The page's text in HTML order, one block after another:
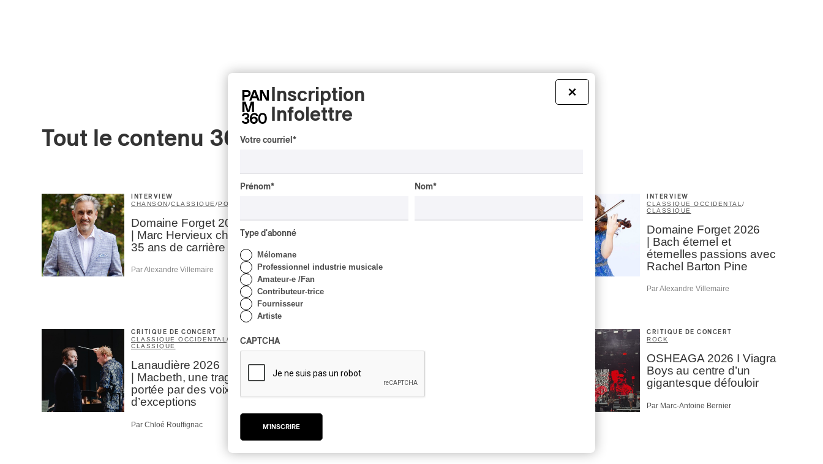
Tout le contenu 360
INTERVIEW
CHANSON/CLASSIQUE /POP
Domaine Forget 2026
| Marc Hervieux chante
35 ans de carrière
Par Alexandre Villemaire
INTERVIEW
CLASSIQUE OCCIDENTAL /
CLASSIQUE
Domaine Forget 2026
| Bach éternel et
éternelles passions avec
Rachel Barton Pine
Par Alexandre Villemaire
CRITIQUE DE CONCERT
CLASSIQUE OCCIDENTAL/
CLASSIQUE
Lanaudière 2026
| Macbeth, une tragédie
portée par des voix
d’exceptions
Par Chloé Rouffignac
scène de la Forêt
CRITIQUE DE CONCERT
ROCK
OSHEAGA 2026 I Viagra
Boys au centre d’un
gigantesque défouloir
Par Marc-Antoine Bernier
×
Inscription
Infolettre
Votre courriel *
Prénom* Nom*
Type d'abonné
Mélomane
Professionnel industrie musicale
Amateur-e /Fan
Contributeur-trice
Fournisseur
Artiste
CAPTCHA
M'INSCRIRE